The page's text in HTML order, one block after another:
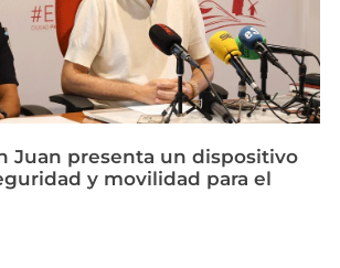
Juan presenta un dispositivo
y movilidad para el